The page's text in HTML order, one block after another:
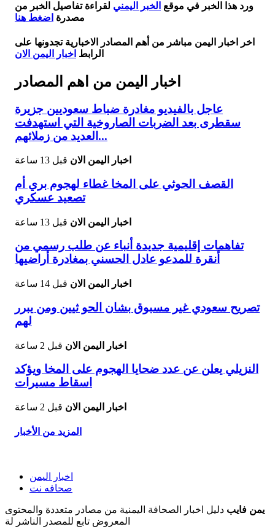
ورد هذا الخبر في موقع الخبر اليمني لقراءة تفاصيل الخبر من
مصدرة اضغط هنا
اخر اخبار اليمن مباشر من أهم المصادر الاخبارية تجدونها على
الرابط اخبار اليمن الان
اخبار اليمن من اهم المصادر
عاجل بالفيديو مغادرة ضباط سعوديين جزيرة
سقطرى بعد الضربات الصاروخية التي استهدفت
العديد من زملائهم...
اخبار اليمن الان قبل 13 ساعة
القصف الحوثي على المخا غطاء لهجوم بري أم
تصعيد عسكري
اخبار اليمن الان قبل 13 ساعة
تفاهمات إقليمية جديدة أنباء عن طلب رسمي من
أنقرة للمدعو عادل الحسني بمغادرة أراضيها
اخبار اليمن الان قبل 14 ساعة
تصريح سعودي غير مسبوق بشان الحو ثيين ومن يبرر
لهم
اخبار اليمن الان قبل 2 ساعة
النزيلي يعلن عن عدد ضحايا الهجوم على المخا ويؤكد
اسقاط مسيرات
اخبار اليمن الان قبل 2 ساعة
المزيد من الأخبار
اخبار اليمن
صحافه نت
يمن فايب دليل اخبار الصحافة اليمنية من مصادر متعددة والمحتوى
المعروض تابع للمصدر الناشر لة